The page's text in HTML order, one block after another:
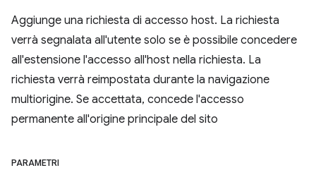
Aggiunge una richiesta di accesso host. La richiesta
verrà segnalata all'utente solo se è possibile concedere
all'estensione l'accesso all'host nella richiesta. La
richiesta verrà reimpostata durante la navigazione
multiorigine. Se accettata, concede l'accesso
permanente all'origine principale del sito
PARAMETRI